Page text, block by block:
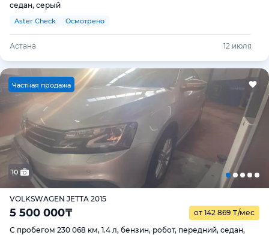
седан, серый
Aster Check Осмотрено
Астана 12 июля
Частная продажа
10
VOLKSWAGEN JETTA 2015
5 500 000₸ от 142 869 ₸/мес
С пробегом 230 068 км, 1.4 л, бензин, робот, передний, седан,